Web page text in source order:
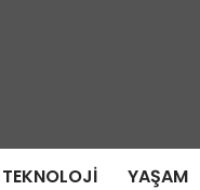
TEKNOLOJI YAŞAM